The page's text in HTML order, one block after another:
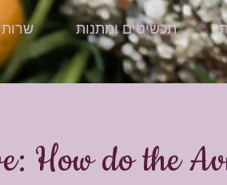
תכשיטים ומתנות
How do the